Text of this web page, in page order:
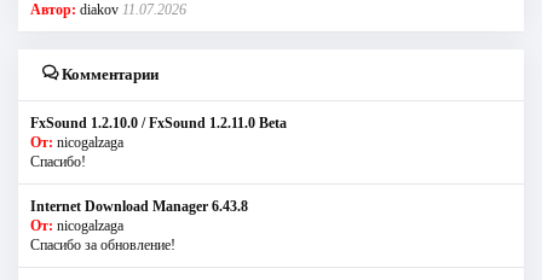
Автор: diakov 11.07.2026
Комментарии
FxSound 1.2.10.0 / FxSound 1.2.11.0 Beta
От: nicogalzaga
Спасибо!
Internet Download Manager 6.43.8
От: nicogalzaga
Спасибо за обновление!